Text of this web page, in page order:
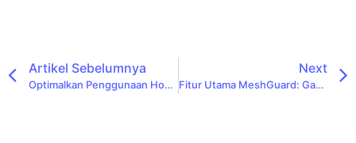
Artikel Sebelumnya
Optimalkan Penggunaan Honeywell BW GasAlert MicroClip XL Dengan Aksesori Pilihan
Next
Fitur Utama MeshGuard: Gas Detector Nirkabel Bertenaga Baterai